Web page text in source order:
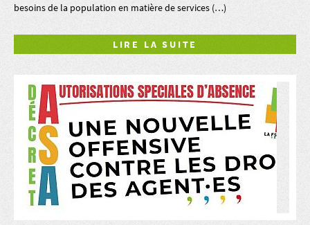
besoins de la population en matière de services (…)
LIRE LA SUITE